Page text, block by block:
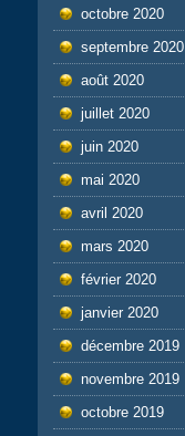
octobre 2020
septembre 2020
août 2020
juillet 2020
juin 2020
mai 2020
avril 2020
mars 2020
février 2020
janvier 2020
décembre 2019
novembre 2019
octobre 2019